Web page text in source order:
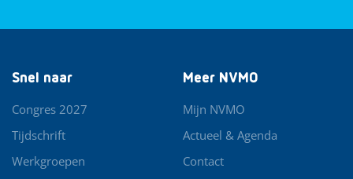
Snel naar
Congres 2027
Tijdschrift
Werkgroepen
Meer NVMO
Mijn NVMO
Actueel & Agenda
Contact